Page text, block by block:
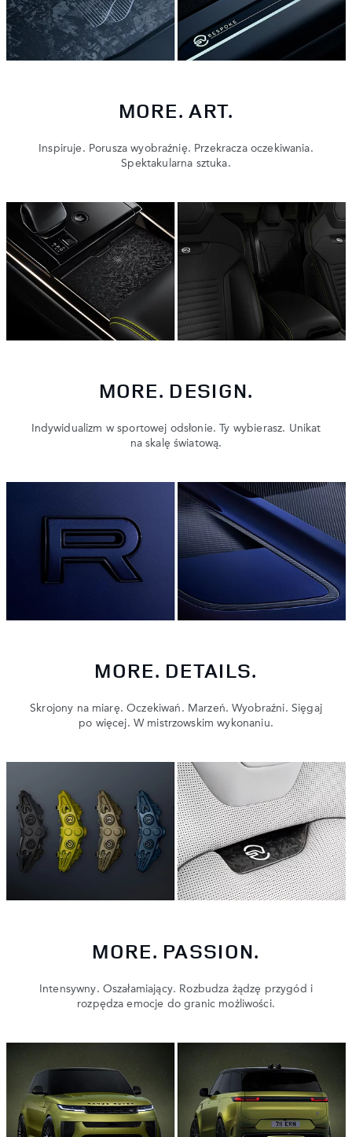
MORE. ART.
Inspiruje. Porusza wyobraźnię. Przekracza oczekiwania.
Spektakularna sztuka.
MORE. DESIGN.
Indywidualizm w sportowej odsłonie. Ty wybierasz. Unikat
na skalę światową.
MORE. DETAILS.
Skrojony na miarę. Oczekiwań. Marzeń. Wyobraźni. Sięgaj
po więcej. W mistrzowskim wykonaniu.
MORE. PASSION.
Intensywny. Oszałamiający. Rozbudza żądzę przygód i
rozpędza emocje do granic możliwości.